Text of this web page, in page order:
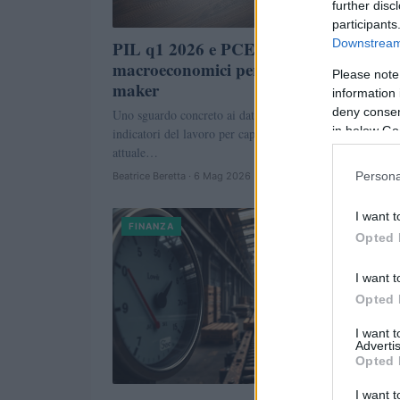
further
Please
information
deny
in below
I want
Opted
I want
Opted
I want
Opted
I want
PIL q1 2026 e PCE: lettura dei dati
macroeconomici per investitori e policy
maker
Uno sguardo concreto ai dati sul PIL, al PCE e agli
indicatori del lavoro per capire rischi e opportunità nella
attuale…
Beatrice Beretta · 6 Mag 2026
FINANZA